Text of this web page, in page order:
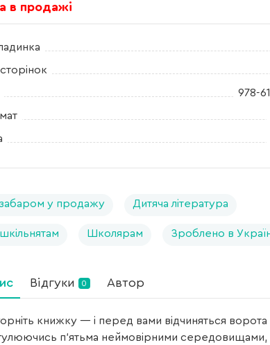
в продажі
978-
у продажу Дитяча література
Школярам Зроблено в
Відгуки 0 Автор
книжку — і перед вами відчиняться ворота
п’ятьма неймовірними середовищами,